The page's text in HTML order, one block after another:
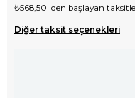
₺568,50 'den başlayan
Diğer taksit seçenekleri